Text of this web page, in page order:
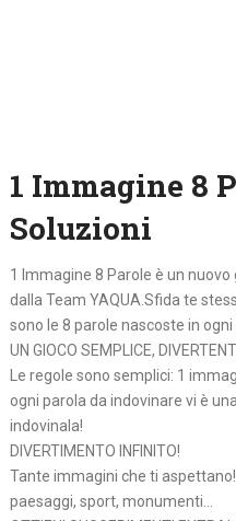
1 Immagine 8
Soluzioni
1 Immagine 8 Parole è un
dalla Team YAQUA.Sfida te
sono le 8 parole nascoste in
UN GIOCO SEMPLICE,
Le regole sono semplici: 1
ogni parola da indovinare vi è
indovinala!
DIVERTIMENTO INFINITO!
Tante immagini che ti
paesaggi, sport, monumenti…